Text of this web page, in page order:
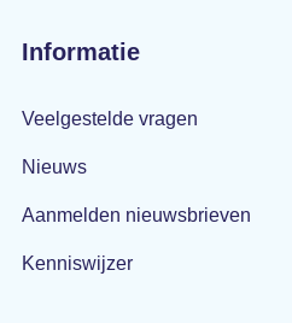
Informatie
Veelgestelde vragen
Nieuws
Aanmelden nieuwsbrieven
Kenniswijzer